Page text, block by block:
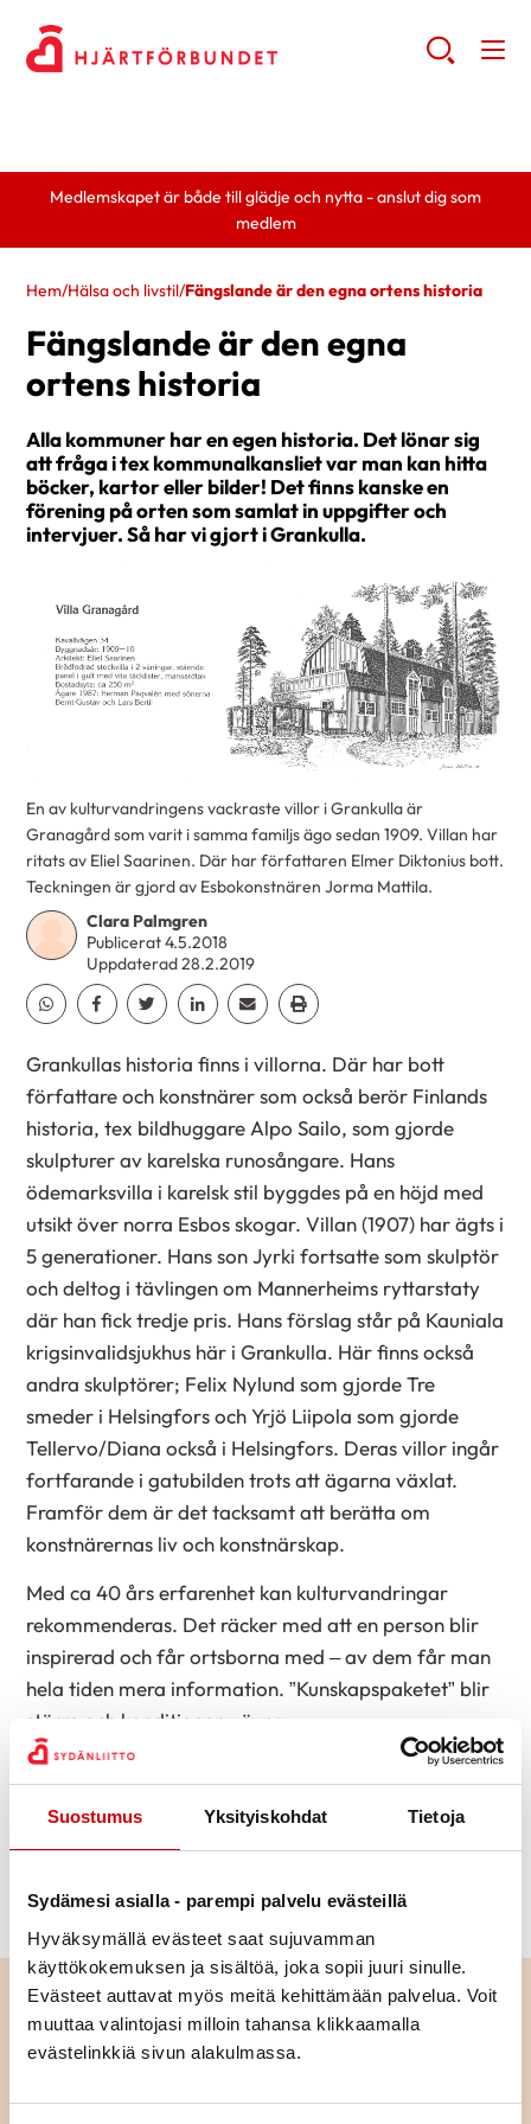
Suostumus Yksityiskohdat Tietoja
Sydämesi asialla - parempi palvelu evästeillä
Hyväksymällä evästeet saat sujuvamman
käyttökokemuksen ja sisältöä, joka sopii juuri sinulle.
Evästeet auttavat myös meitä kehittämään palvelua. Voit
muuttaa valintojasi milloin tahansa klikkaamalla
evästelinkkiä sivun alakulmassa.
Medlemskapet är både till glädje och nytta - anslut dig som
medlem
Hem/Hälsa och livstil/Fängslande är den egna ortens historia
Fängslande är den egna
ortens historia
Alla kommuner har en egen historia. Det lönar sig
att fråga i tex kommunalkansliet var man kan hitta
böcker, kartor eller bilder! Det finns kanske en
förening på orten som samlat in uppgifter och
intervjuer. Så har vi gjort i Grankulla.
Clara Palmgren
Publicerat 4.5.2018
Uppdaterad 28.2.2019
Dela Whatsapp
Dela Facebook
Dela TwitterDela LinkedinDela EmailDela Print
En av kulturvandringens vackraste villor i Grankulla är
Granagård som varit i samma familjs ägo sedan 1909. Villan har
ritats av Eliel Saarinen. Där har författaren Elmer Diktonius bott.
Teckningen är gjord av Esbokonstnären Jorma Mattila.
Grankullas historia finns i villorna. Där har bott
författare och konstnärer som också berör Finlands
historia, tex bildhuggare Alpo Sailo, som gjorde
skulpturer av karelska runosångare. Hans
ödemarksvilla i karelsk stil byggdes på en höjd med
utsikt över norra Esbos skogar. Villan (1907) har ägts i
5 generationer. Hans son Jyrki fortsatte som skulptör
och deltog i tävlingen om Mannerheims ryttarstaty
där han fick tredje pris. Hans förslag står på Kauniala
krigsinvalidsjukhus här i Grankulla. Här finns också
andra skulptörer; Felix Nylund som gjorde Tre
smeder i Helsingfors och Yrjö Liipola som gjorde
Tellervo/Diana också i Helsingfors. Deras villor ingår
fortfarande i gatubilden trots att ägarna växlat.
Framför dem är det tacksamt att berätta om
konstnärernas liv och konstnärskap.
Med ca 40 års erfarenhet kan kulturvandringar
rekommenderas. Det räcker med att en person blir
inspirerad och får ortsborna med – av dem får man
hela tiden mera information. ”Kunskapspaketet” blir
större och konditionen växer.
Hjärtliga hälsningar från Grankulla,
lokalhistoriskt arkiv
Läs nästa